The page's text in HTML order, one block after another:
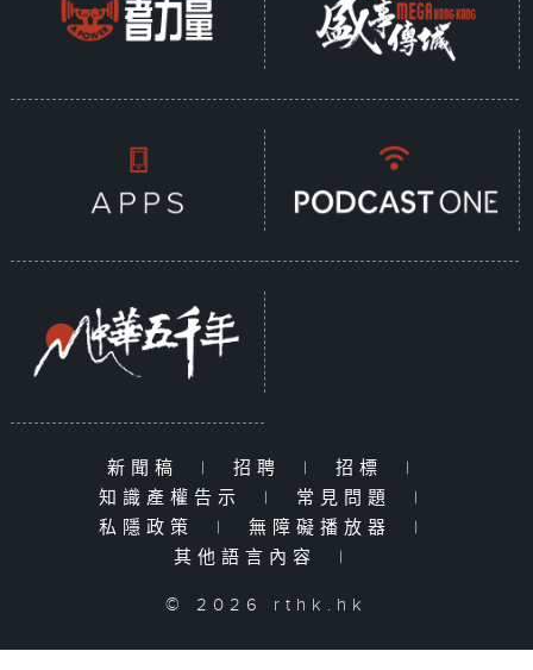
新聞稿 | 招聘 | 招標
|
知識產權告示
| 常見問題
|
私隱政策
| 無障礙播放器
|
其他語言內容
|
© 2026 rthk.hk